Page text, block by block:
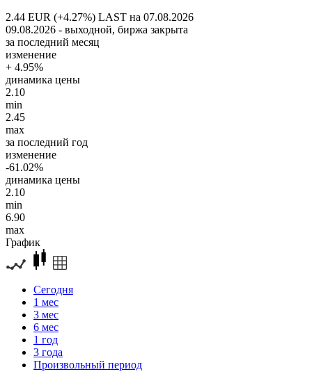
2.44 EUR (+4.27%) LAST на 07.08.2026
09.08.2026 - выходной, биржа закрыта
за последний месяц
изменение
+ 4.95%
динамика цены
2.10
min
2.45
max
за последний год
изменение
-61.02%
динамика цены
2.10
min
6.90
max
График
Сегодня
1 мес
3 мес
6 мес
1 год
3 года
Произвольный период